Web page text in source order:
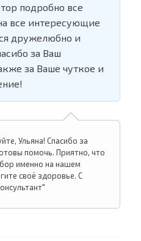
подробно все
все интересующие
дружелюбно и
за Ваш
за Ваше чуткое и
Ульяна! Спасибо за
помочь. Приятно, что
именно на нашем
своё здоровье. С